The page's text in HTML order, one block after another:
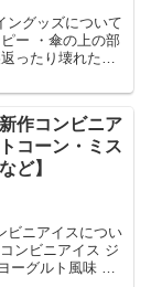
ングッズについて
ー ・傘の上の部
ったり壊れたり
作コンビニア
コーン・ミス
ど】
ビニアイスについ
ンビニアイス ジ
ーグルト風味 ・